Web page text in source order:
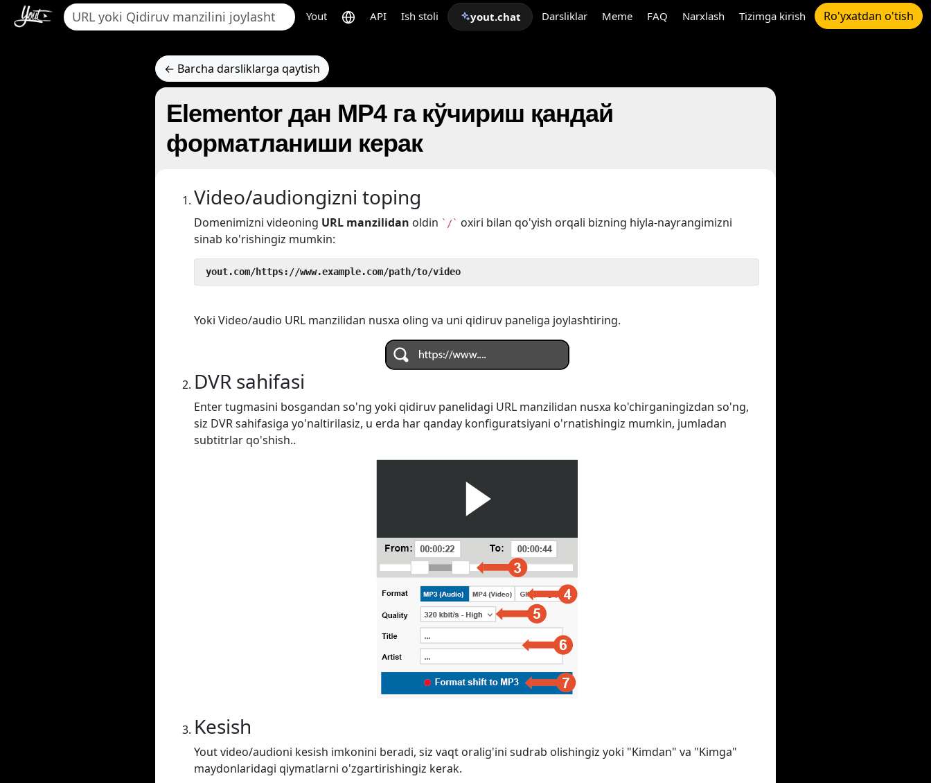
Yout API Ish stoli yout.chat Darsliklar Meme FAQ Narxlash Tizimga kirish Ro'yxatdan o'tish
← Barcha darsliklarga qaytish
Elementor дан MP4 га кўчириш қандай
форматланиши керак
Video/audiongizni toping
Domenimizni videoning URL manzilidan oldin `/` oxiri bilan qo'yish orqali bizning hiyla-nayrangimizni
sinab ko'rishingiz mumkin:
yout.com/https://www.example.com/path/to/video
Yoki Video/audio URL manzilidan nusxa oling va uni qidiruv paneliga joylashtiring.
DVR sahifasi
Enter tugmasini bosgandan so'ng yoki qidiruv panelidagi URL manzilidan nusxa ko'chirganingizdan so'ng,
siz DVR sahifasiga yo'naltirilasiz, u erda har qanday konfiguratsiyani o'rnatishingiz mumkin, jumladan
subtitrlar qo'shish..
Kesish
Yout video/audioni kesish imkonini beradi, siz vaqt oralig'ini sudrab olishingiz yoki "Kimdan" va "Kimga"
maydonlaridagi qiymatlarni o'zgartirishingiz kerak.